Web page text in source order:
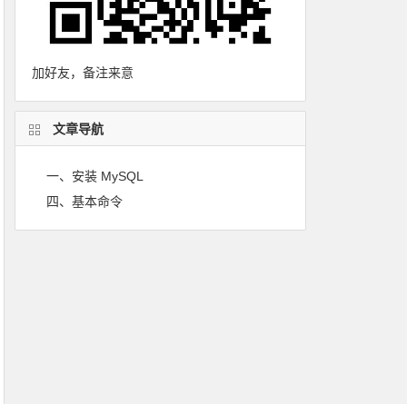
加好友，备注来意
文章导航
一、安装 MySQL
四、基本命令